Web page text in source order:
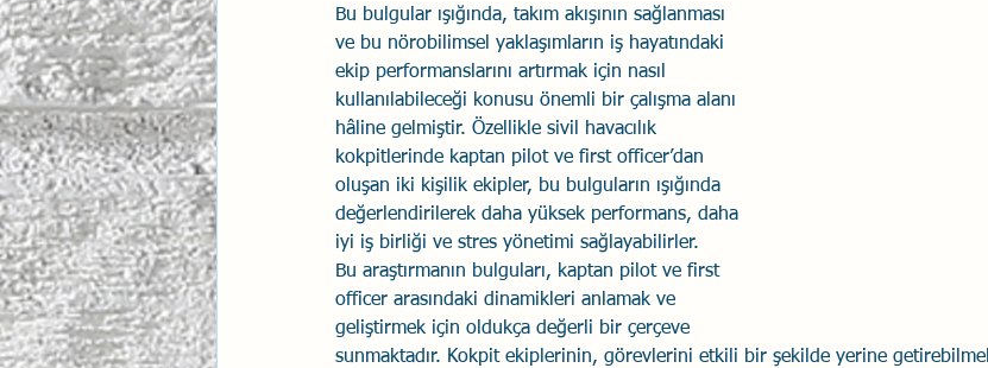
Psikolojik Güvenlik Havacılık Eğitimler
Bu bulgular ışığında, takım akışının sağlanması
ve bu nörobilimsel yaklaşımların iş hayatındaki
ekip performanslarını artırmak için nasıl
kullanılabileceği konusu önemli bir çalışma alanı
hâline gelmiştir. Özellikle sivil havacılık
kokpitlerinde kaptan pilot ve first officer’dan
oluşan iki kişilik ekipler, bu bulguların ışığında
değerlendirilerek daha yüksek performans, daha
iyi iş birliği ve stres yönetimi sağlayabilirler.
Bu araştırmanın bulguları, kaptan pilot ve first
officer arasındaki dinamikleri anlamak ve
geliştirmek için oldukça değerli bir çerçeve
sunmaktadır. Kokpit ekiplerinin, görevlerini etkili bir şekilde yerine